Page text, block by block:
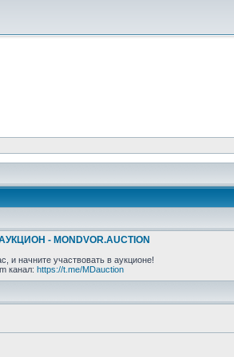
- MONDVOR.AUCTION
и начните участвовать в аукционе!
канал: https://t.me/MDauction